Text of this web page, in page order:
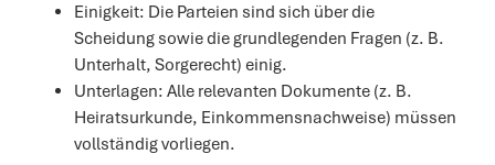
Einigkeit: Die Parteien sind sich über die
Scheidung sowie die grundlegenden Fragen (z. B.
Unterhalt, Sorgerecht) einig.
Unterlagen: Alle relevanten Dokumente (z. B.
Heiratsurkunde, Einkommensnachweise) müssen
vollständig vorliegen.